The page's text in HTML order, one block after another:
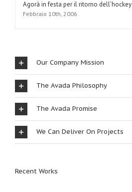
Agorà in festa per il ritorno dell’hockey
Febbraio 10th, 2006
Our Company Mission
The Avada Philosophy
The Avada Promise
We Can Deliver On Projects
Recent Works